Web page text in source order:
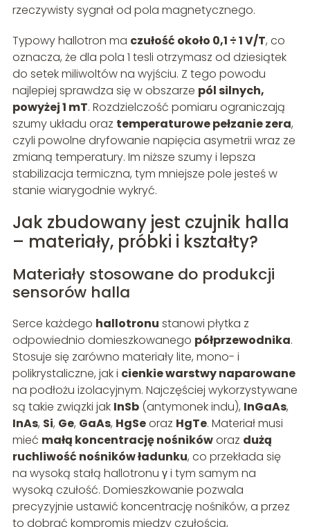
rzeczywisty sygnał od pola magnetycznego.
Typowy hallotron ma czułość około 0,1 ÷ 1 V/T, co
oznacza, że dla pola 1 tesli otrzymasz od dziesiątek
do setek miliwoltów na wyjściu. Z tego powodu
najlepiej sprawdza się w obszarze pól silnych,
powyżej 1 mT. Rozdzielczość pomiaru ograniczają
szumy układu oraz temperaturowe pełzanie zera,
czyli powolne dryfowanie napięcia asymetrii wraz ze
zmianą temperatury. Im niższe szumy i lepsza
stabilizacja termiczna, tym mniejsze pole jesteś w
stanie wiarygodnie wykryć.
Jak zbudowany jest czujnik halla
– materiały, próbki i kształty?
Materiały stosowane do produkcji
sensorów halla
Serce każdego hallotronu stanowi płytka z
odpowiednio domieszkowanego półprzewodnika.
Stosuje się zarówno materiały lite, mono- i
polikrystaliczne, jak i cienkie warstwy naparowane
na podłożu izolacyjnym. Najczęściej wykorzystywane
są takie związki jak InSb(antymonek indu), InGaAs,
InAs, Si, Ge, GaAs, HgSeoraz HgTe. Materiał musi
mieć małą koncentrację nośnikóworaz dużą
ruchliwość nośników ładunku, co przekłada się
na wysoką stałą hallotronu γ i tym samym na
wysoką czułość. Domieszkowanie pozwala
precyzyjnie ustawić koncentrację nośników, a przez
to dobrać kompromis między czułością,